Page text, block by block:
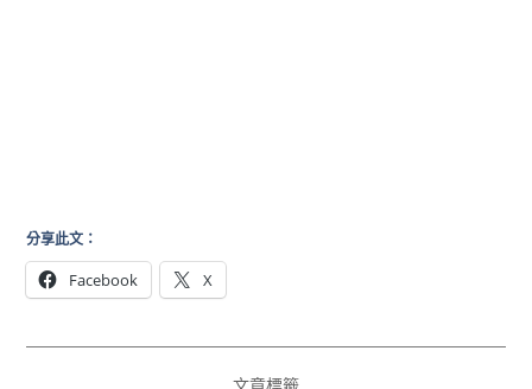
分享此文：
Facebook X